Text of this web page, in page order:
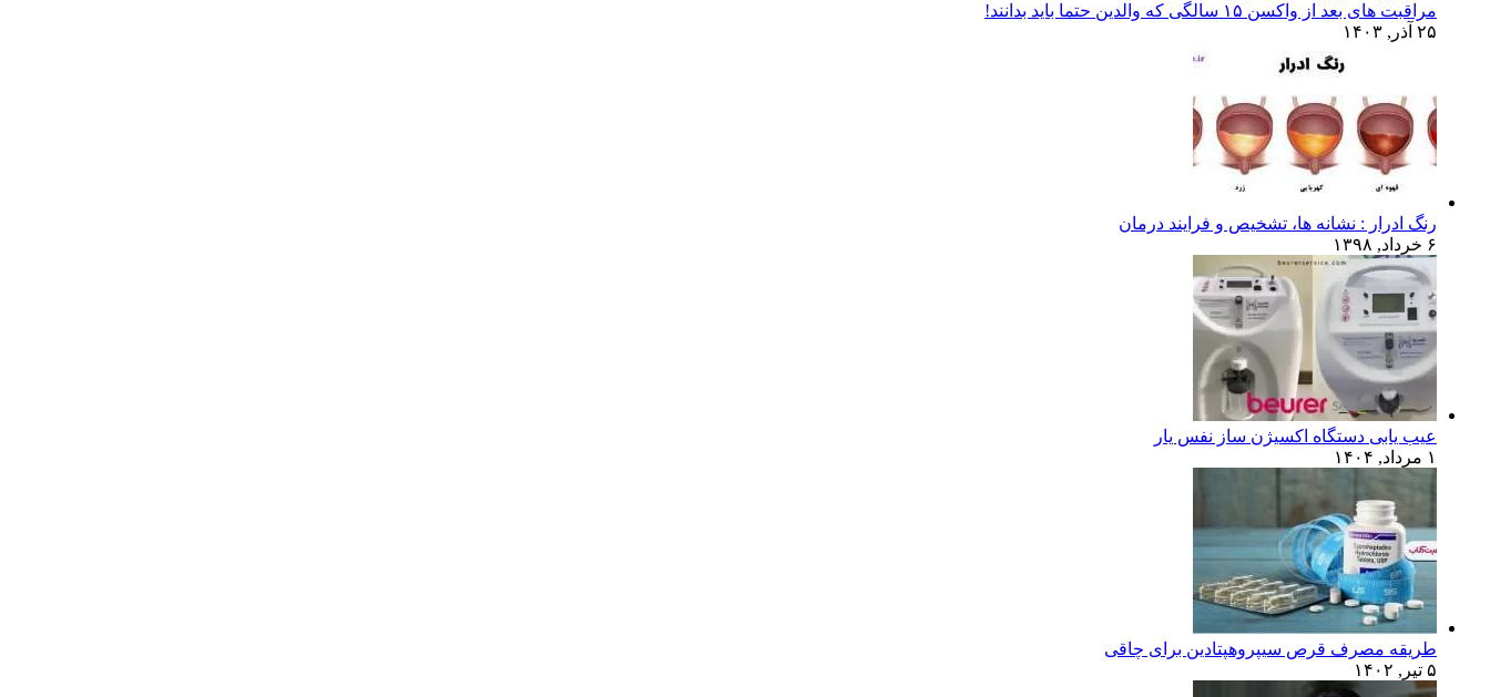
مراقبت های بعد از واکسن ۱۵ سالگی که والدین حتما باید بدانند!
۲۵ آذر, ۱۴۰۳
رنگ ادرار : نشانه ها، تشخیص و فرایند درمان
۶ خرداد, ۱۳۹۸
عیب یابی دستگاه اکسیژن ساز نفس یار
۱ مرداد, ۱۴۰۴
طریقه مصرف قرص سیپروهپتادین برای چاقی
۵ تیر, ۱۴۰۲